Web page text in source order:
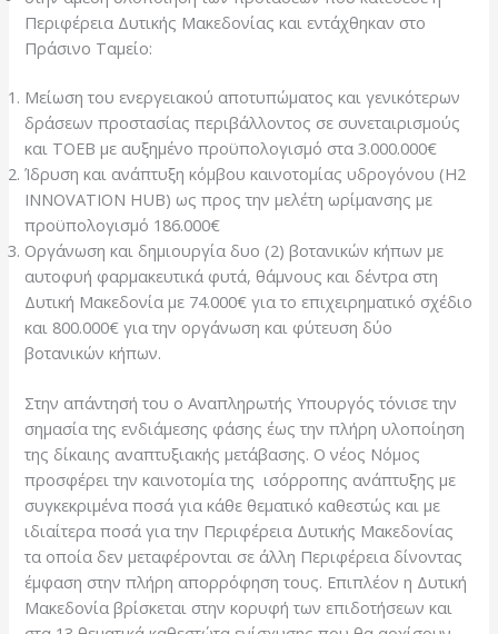
Περιφέρεια Δυτικής Μακεδονίας και εντάχθηκαν στο
Πράσινο Ταμείο:
Μείωση του ενεργειακού αποτυπώματος και γενικότερων
δράσεων προστασίας περιβάλλοντος σε συνεταιρισμούς
και ΤΟΕΒ με αυξημένο προϋπολογισμό στα 3.000.000€
Ίδρυση και ανάπτυξη κόμβου καινοτομίας υδρογόνου (H2
INNOVATION HUB) ως προς την μελέτη ωρίμανσης με
προϋπολογισμό 186.000€
Οργάνωση και δημιουργία δυο (2) βοτανικών κήπων με
αυτοφυή φαρμακευτικά φυτά, θάμνους και δέντρα στη
Δυτική Μακεδονία με 74.000€ για το επιχειρηματικό σχέδιο
και 800.000€ για την οργάνωση και φύτευση δύο
βοτανικών κήπων.
Στην απάντησή του ο Αναπληρωτής Υπουργός τόνισε την
σημασία της ενδιάμεσης φάσης έως την πλήρη υλοποίηση
της δίκαιης αναπτυξιακής μετάβασης. Ο νέος Νόμος
προσφέρει την καινοτομία της ισόρροπης ανάπτυξης με
συγκεκριμένα ποσά για κάθε θεματικό καθεστώς και με
ιδιαίτερα ποσά για την Περιφέρεια Δυτικής Μακεδονίας
τα οποία δεν μεταφέρονται σε άλλη Περιφέρεια δίνοντας
έμφαση στην πλήρη απορρόφηση τους. Επιπλέον η Δυτική
Μακεδονία βρίσκεται στην κορυφή των επιδοτήσεων και